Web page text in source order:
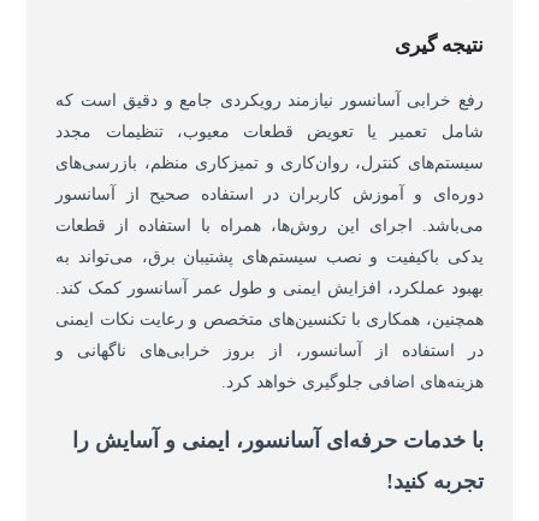
نتیجه گیری
رفع خرابی آسانسور نیازمند رویکردی جامع و دقیق است که
شامل تعمیر یا تعویض قطعات معیوب، تنظیمات مجدد
سیستم‌های کنترل، روان‌کاری و تمیزکاری منظم، بازرسی‌های
دوره‌ای و آموزش کاربران در استفاده صحیح از آسانسور
می‌باشد. اجرای این روش‌ها، همراه با استفاده از قطعات
یدکی باکیفیت و نصب سیستم‌های پشتیبان برق، می‌تواند به
بهبود عملکرد، افزایش ایمنی و طول عمر آسانسور کمک کند.
همچنین، همکاری با تکنسین‌های متخصص و رعایت نکات ایمنی
در استفاده از آسانسور، از بروز خرابی‌های ناگهانی و
هزینه‌های اضافی جلوگیری خواهد کرد.
با خدمات حرفه‌ای آسانسور، ایمنی و آسایش را
تجربه کنید!